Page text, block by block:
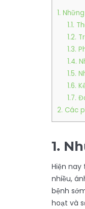
1.
1.1.
1.2.
1.3.
1.4.
1.5.
1.6.
1.7.
2. Các
1.
Hiện
nhiều,
bệnh
hoạt và